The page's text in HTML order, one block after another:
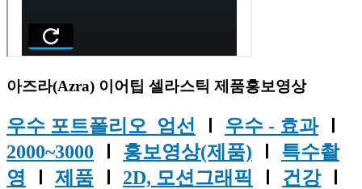
아즈라(Azra) 이어팁 셀라스틱 제품홍보영상
우수 포트폴리오_엄선 우수 - 효과Ⅰ
2000~3000
홍보영상(제품)
특수촬
영
제품 2D, 모션그래픽 건강Ⅰ